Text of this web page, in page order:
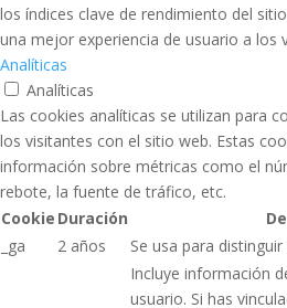
los índices clave de rendimiento del
una mejor experiencia de usuario a los
Analíticas
Analíticas
Las cookies analíticas se utilizan para
los visitantes con el sitio web. Estas
información sobre métricas como el
rebote, la fuente de tráfico, etc.
Cookie Duración
_ga
2 años
Se usa para
Incluye información
usuario. Si has